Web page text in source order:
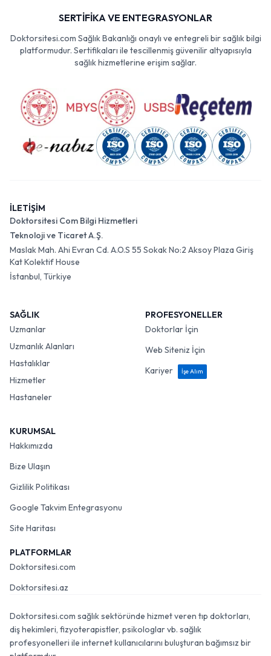
SERTİFİKA VE ENTEGRASYONLAR
Doktorsitesi.com Sağlık Bakanlığı onaylı ve entegreli bir sağlık bilgi
platformudur. Sertifikaları ile tescillenmiş güvenilir altyapısıyla
sağlık hizmetlerine erişim sağlar.
İLETİŞİM
Doktorsitesi Com Bilgi Hizmetleri
Teknoloji ve Ticaret A.Ş.
Maslak Mah. Ahi Evran Cd. A.O.S 55 Sokak No:2 Aksoy Plaza Giriş
Kat Kolektif House
İstanbul, Türkiye
SAĞLIK
Uzmanlar
Uzmanlık Alanları
Hastalıklar
Hizmetler
Hastaneler
PROFESYONELLER
Doktorlar İçin
Web Siteniz İçin
Kariyer
İşe Alım
KURUMSAL
Hakkımızda
Bize Ulaşın
Gizlilik Politikası
Google Takvim Entegrasyonu
Site Haritası
PLATFORMLAR
Doktorsitesi.com
Doktorsitesi.az
Doktorsitesi.com sağlık sektöründe hizmet veren tıp doktorları,
diş hekimleri, fizyoterapistler, psikologlar vb. sağlık
profesyonelleri ile internet kullanıcılarını buluşturan bağımsız bir